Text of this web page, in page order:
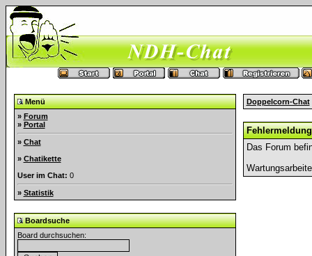
Menü
» Forum
» Portal
» Chat
» Chatikette
User im Chat: 0
» Statistik
Boardsuche
Board durchsuchen:
Doppelcorn-Chat
Fehlermeldung
Das Forum